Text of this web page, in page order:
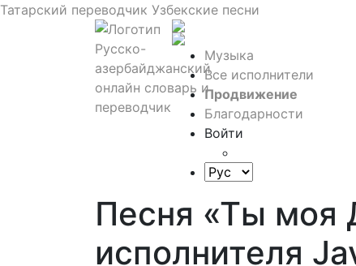
Татарский переводчик Узбекские песни
Музыка
Все исполнители
Продвижение
Благодарности
Войти
Песня «Ты моя
исполнителя